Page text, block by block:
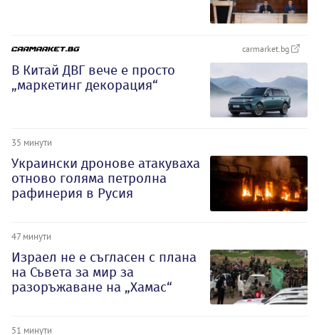
carmarket.bg
В Китай ДВГ вече е просто
„маркетинг декорация“
35 минути
Украински дронове атакуваха
отново голяма петролна
рафинерия в Русия
47 минути
Израел не е съгласен с плана
на Съвета за мир за
разоръжаване на „Хамас“
51 минути